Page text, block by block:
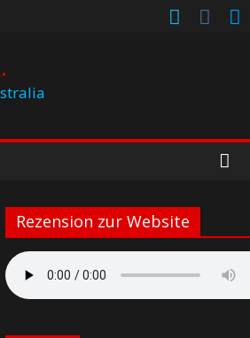
Rezension zur Website